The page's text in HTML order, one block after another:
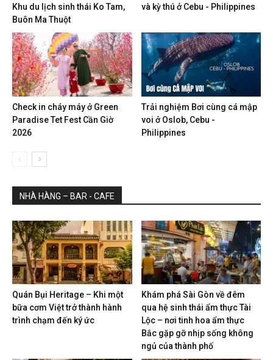
Khu du lịch sinh thái Ko Tam,
Buôn Ma Thuột
và kỳ thú ở Cebu - Philippines
Check in cháy máy ở Green
Paradise Tet Fest Cần Giờ
2026
Trải nghiệm Bơi cùng cá mập
voi ở Oslob, Cebu -
Philippines
NHÀ HÀNG – BAR - CAFE
Quán Bụi Heritage – Khi một
bữa cơm Việt trở thành hành
trình chạm đến ký ức
Khám phá Sài Gòn về đêm
qua hệ sinh thái ẩm thực Tài
Lộc – nơi tinh hoa ẩm thực
Bắc gặp gỡ nhịp sống không
ngủ của thành phố